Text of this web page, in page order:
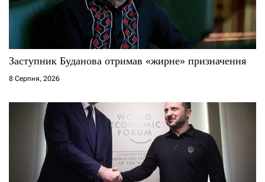
Заступник Буданова отримав «жирне» призначення
8 Серпня, 2026